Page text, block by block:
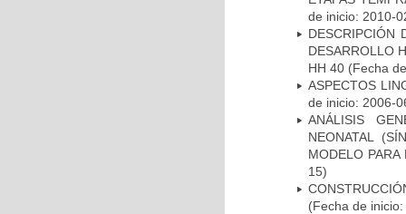
de inicio: 2010-
DESCRIPCIÓN
DESARROLLO
HH 40 (Fecha
ASPECTOS
de inicio: 2006-
ANÁLISIS
NEONATAL
MODELO
15)
(Fecha de